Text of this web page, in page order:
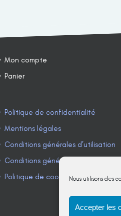
Nous utilisons des
Accepter les
Mon compte
Panier
Politique de confidentialité
Mentions légales
Conditions générales d’utilisation
Conditions générales de vente
Politique de cookies (UE)